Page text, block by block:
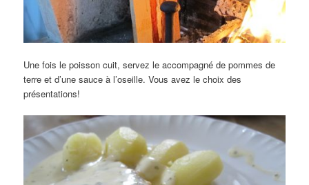
Une fois le poisson cuit, servez le accompagné de pommes de
terre et d’une sauce à l’oseille. Vous avez le choix des
présentations!